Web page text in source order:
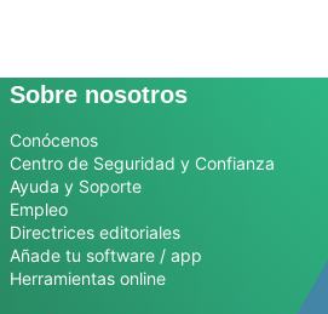
Sobre nosotros
Conócenos
Centro de Seguridad y Confianza
Ayuda y Soporte
Empleo
Directrices editoriales
Añade tu software / app
Herramientas online